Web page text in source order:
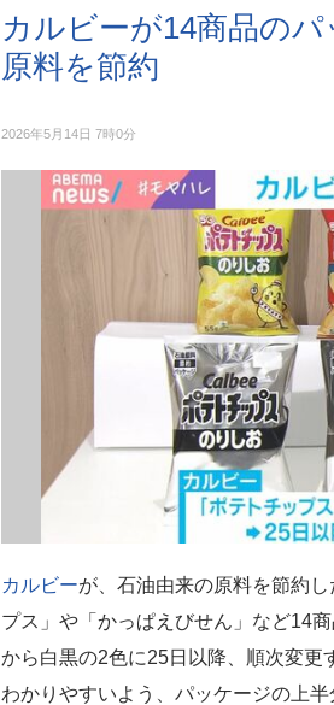
カルビーが14商品の
原料を節約
2026年5月14日 7時0分
カルビーが、石油由来の原料を節約
プス」や「かっぱえびせん」など14
から白黒の2色に25日以降、順次変更
わかりやすいよう、パッケージの上